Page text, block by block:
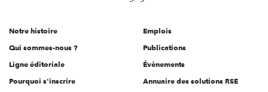
l'engagement
Notre histoire
Qui sommes-nous ?
Ligne éditoriale
Pourquoi s'inscrire
Emplois
Publications
Évènements
Annuaire des solutions RSE